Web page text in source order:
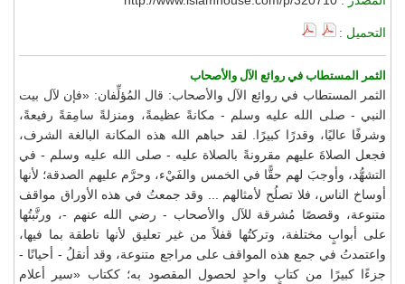
التحميل :
الثمر المستطاب في روائع الآل والأصحاب
الثمر المستطاب في روائع الآل والأصحاب: قال المُؤلِّفان: «فإن لآل بيت
النبي - صلى الله عليه وسلم - مكانةً عظيمةً، ومنزلةً سامِقةً رفيعةً،
وشرفًا عاليًا، وقدرًا كبيرًا. لقد حباهم الله هذه المكانة البالغة الشرف،
فجعل الصلاةَ عليهم مقرونةً بالصلاة عليه - صلى الله عليه وسلم - في
التشهُّد، وأوجبَ لهم حقًّا في الخمس والفَيْء، وحرَّم عليهم الصدقة؛ لأنها
أوساخ الناس، فلا تصلُح لأمثالهم ... وقد جمعتُ في هذه الأوراق مواقف
متنوعة، وقصصًا مُشرقة للآل والأصحاب - رضي الله عنهم -، ورتَّبتُها
على أبوابٍ مختلفة، وتركتُها قفلاً من غير تعليق لأنها ناطقة بما فيها،
واعتمدتُ في جمع هذه المواقف على مراجع متنوعة، وقد أنقلُ - أحيانًا -
جزءًا كبيرًا من كتابٍ واحدٍ لحصول المقصود به؛ ككتاب «سير أعلام